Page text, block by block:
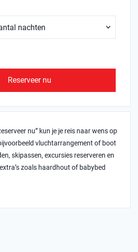
Reserveer nu
nu” kun je je reis naar wens op
vluchtarrangement of boot
skipassen, excursies reserveren en
zoals haardhout of babybed